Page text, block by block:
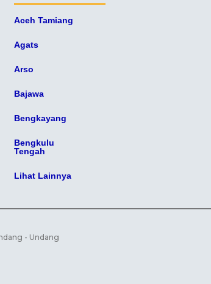
Aceh Tamiang
Agats
Arso
Bajawa
Bengkayang
Bengkulu
Tengah
Lihat Lainnya
- Undang